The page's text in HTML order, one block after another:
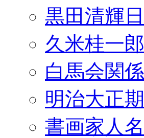
黒田清輝
久米桂一
白馬会関
明治大正
書画家人